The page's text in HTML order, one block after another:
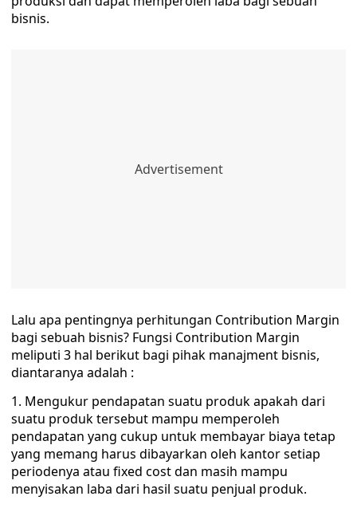
bisnis.
Lalu apa pentingnya perhitungan Contribution Margin
bagi sebuah bisnis? Fungsi Contribution Margin
meliputi 3 hal berikut bagi pihak manajment bisnis,
diantaranya adalah :
1. Mengukur pendapatan suatu produk apakah dari
suatu produk tersebut mampu memperoleh
pendapatan yang cukup untuk membayar biaya tetap
yang memang harus dibayarkan oleh kantor setiap
periodenya atau fixed cost dan masih mampu
menyisakan laba dari hasil suatu penjual produk.